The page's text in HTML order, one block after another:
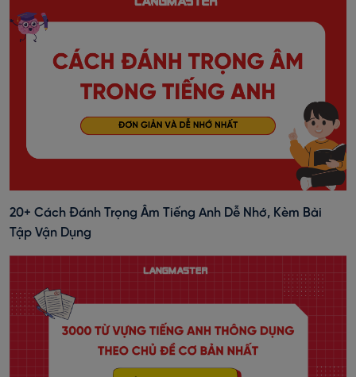
20+ Cách Đánh Trọng Âm Tiếng Anh Dễ Nhớ, Kèm Bài
Tập Vận Dụng